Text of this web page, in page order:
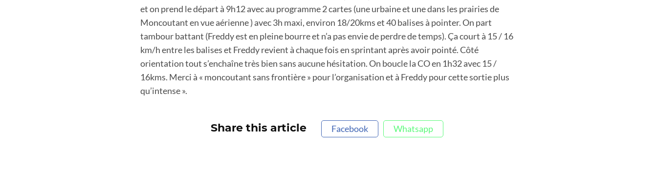
et on prend le départ à 9h12 avec au programme 2 cartes (une urbaine et une dans les prairies de
Moncoutant en vue aérienne ) avec 3h maxi, environ 18/20kms et 40 balises à pointer. On part
tambour battant (Freddy est en pleine bourre et n’a pas envie de perdre de temps). Ça court à 15 / 16
km/h entre les balises et Freddy revient à chaque fois en sprintant après avoir pointé. Côté
orientation tout s’enchaîne très bien sans aucune hésitation. On boucle la CO en 1h32 avec 15 /
16kms. Merci à « moncoutant sans frontière » pour l’organisation et à Freddy pour cette sortie plus
qu’intense ».
Share this article Facebook Whatsapp